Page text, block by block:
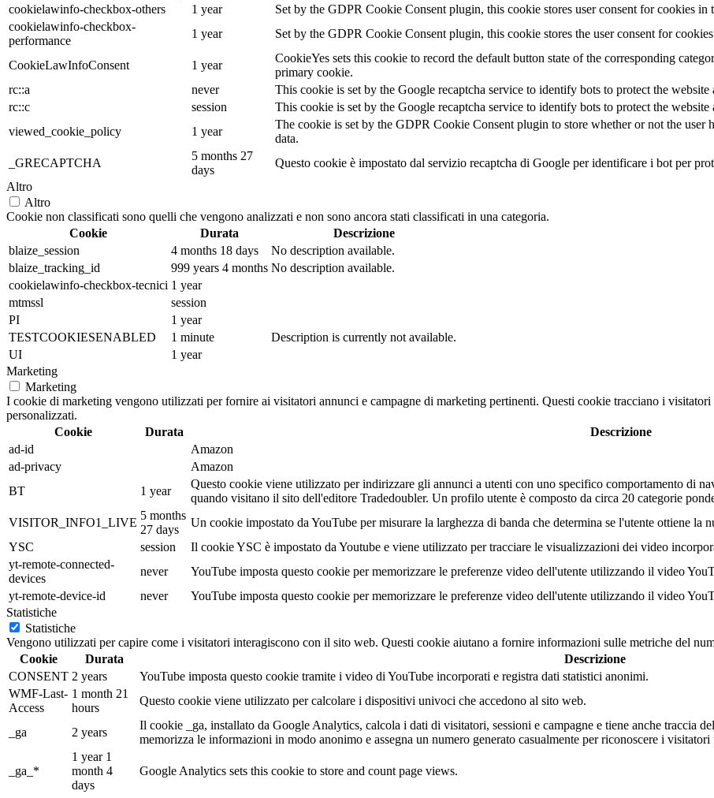
cookielawinfo-checkbox-others
1 year
Set by the GDPR Cookie Consent plugin, this cookie stores user consent for cookies in
cookielawinfo-checkbox-
performance
1 year Set by the GDPR Cookie Consent plugin, this cookie stores the user consent for
CookieLawInfoConsent 1 year
CookieYes sets this cookie to record the default button state of the corresponding
primary cookie.
rc::a
never
This cookie is set by the Google recaptcha service to identify bots to protect the website
rc::c
session
This cookie is set by the Google recaptcha service to identify bots to protect the website
viewed_cookie_policy
1 year
The cookie is set by the GDPR Cookie Consent plugin to store whether or not the user
data.
_GRECAPTCHA
5 months 27
days
Questo cookie è impostato dal servizio recaptcha di Google per identificare i bot per
Altro
Altro
Cookie non classificati sono quelli che vengono analizzati e non sono ancora stati classificati in una categoria.
Cookie
Durata
Descrizione
blaize_session
4 months 18 days
No description available.
blaize_tracking_id
999 years 4 months No description available.
cookielawinfo-checkbox-tecnici 1 year
mtmssl
session
PI
1 year
TESTCOOKIESENABLED
1 minute
Description is currently not available.
UI
1 year
Marketing
Marketing
I cookie di marketing vengono utilizzati per fornire ai visitatori annunci e campagne di marketing pertinenti. Questi cookie tracciano i
personalizzati.
Cookie
Durata
Descrizione
ad-id
Amazon
ad-privacy
Amazon
BT
1 year
Questo cookie viene utilizzato per indirizzare gli annunci a utenti con uno specifico comportamento di
quando visitano il sito dell'editore Tradedoubler. Un profilo utente è composto da circa 20 categorie
VISITOR_INFO1_LIVE
5 months
27 days
Un cookie impostato da YouTube per misurare la larghezza di banda che determina se l'utente ottiene la
YSC
session
Il cookie YSC è impostato da Youtube e viene utilizzato per tracciare le visualizzazioni dei video
yt-remote-connected-
devices
never
YouTube imposta questo cookie per memorizzare le preferenze video dell'utente utilizzando il video
yt-remote-device-id
never
YouTube imposta questo cookie per memorizzare le preferenze video dell'utente utilizzando il video
Statistiche
Statistiche
Vengono utilizzati per capire come i visitatori interagiscono con il sito web. Questi cookie aiutano a fornire informazioni sulle metriche del
Cookie
Durata
Descrizione
CONSENT 2 years
YouTube imposta questo cookie tramite i video di YouTube incorporati e registra dati statistici anonimi.
WMF-Last-
Access
1 month 21
hours
Questo cookie viene utilizzato per calcolare i dispositivi univoci che accedono al sito web.
_ga 2 years
Il cookie _ga, installato da Google Analytics, calcola i dati di visitatori, sessioni e campagne e tiene anche traccia
memorizza le informazioni in modo anonimo e assegna un numero generato casualmente per riconoscere i visitatori
_ga_*
1 year 1
month 4
days
Google Analytics sets this cookie to store and count page views.